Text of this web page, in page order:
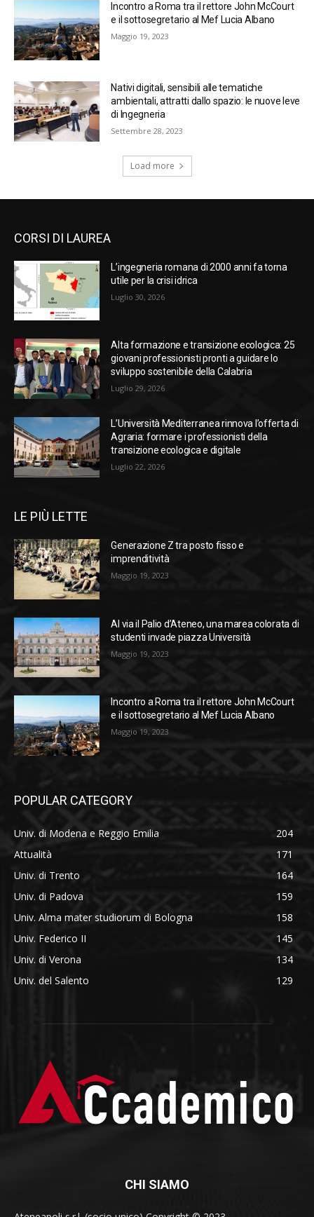
Incontro a Roma tra il rettore John McCourt
e il sottosegretario al Mef Lucia Albano
Maggio 19, 2023
Nativi digitali, sensibili alle tematiche
ambientali, attratti dallo spazio: le nuove leve
di Ingegneria
Settembre 28, 2023
Load more
CORSI DI LAUREA
L’ingegneria romana di 2000 anni fa torna
utile per la crisi idrica
Luglio 30, 2026
Alta formazione e transizione ecologica: 25
giovani professionisti pronti a guidare lo
sviluppo sostenibile della Calabria
Luglio 29, 2026
L’Università Mediterranea rinnova l’offerta di
Agraria: formare i professionisti della
transizione ecologica e digitale
Luglio 22, 2026
LE PIÙ LETTE
Generazione Z tra posto fisso e
imprenditività
Maggio 19, 2023
Al via il Palio d’Ateneo, una marea colorata di
studenti invade piazza Università
Maggio 19, 2023
Incontro a Roma tra il rettore John McCourt
e il sottosegretario al Mef Lucia Albano
Maggio 19, 2023
POPULAR CATEGORY
Univ. di Modena e Reggio Emilia
204
Attualità
171
Univ. di Trento
164
Univ. di Padova
159
Univ. Alma mater studiorum di Bologna
158
Univ. Federico II
145
Univ. di Verona
134
Univ. del Salento
129
CHI SIAMO